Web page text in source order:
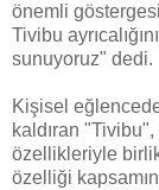
önemli
Tivibu
sunuyoruz" dedi.
Kişisel
kaldıran
özellikleriyle
özelliği